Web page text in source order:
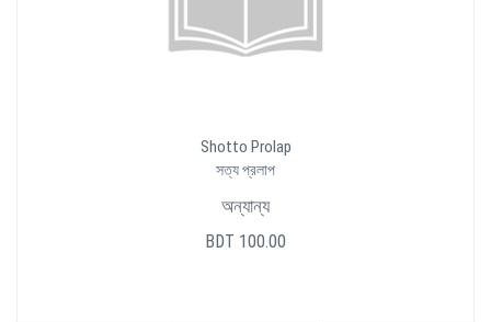
Shotto Prolap
সত্য প্রলাপ
অন্যান্য
BDT 100.00